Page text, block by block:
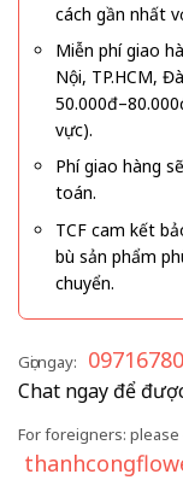
cách gần nhất
Miễn phí giao
Nội, TP.HCM,
vực).
Phí giao hàng
toán.
TCF cam kết
bù sản phẩm
chuyển.
Gọi ngay:
Chat ngay để
For foreigners: please